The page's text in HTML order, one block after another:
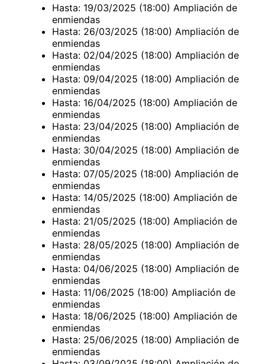
Hasta: 19/03/2025 (18:00) Ampliación de
enmiendas
Hasta: 26/03/2025 (18:00) Ampliación de
enmiendas
Hasta: 02/04/2025 (18:00) Ampliación de
enmiendas
Hasta: 09/04/2025 (18:00) Ampliación de
enmiendas
Hasta: 16/04/2025 (18:00) Ampliación de
enmiendas
Hasta: 23/04/2025 (18:00) Ampliación de
enmiendas
Hasta: 30/04/2025 (18:00) Ampliación de
enmiendas
Hasta: 07/05/2025 (18:00) Ampliación de
enmiendas
Hasta: 14/05/2025 (18:00) Ampliación de
enmiendas
Hasta: 21/05/2025 (18:00) Ampliación de
enmiendas
Hasta: 28/05/2025 (18:00) Ampliación de
enmiendas
Hasta: 04/06/2025 (18:00) Ampliación de
enmiendas
Hasta: 11/06/2025 (18:00) Ampliación de
enmiendas
Hasta: 18/06/2025 (18:00) Ampliación de
enmiendas
Hasta: 25/06/2025 (18:00) Ampliación de
enmiendas